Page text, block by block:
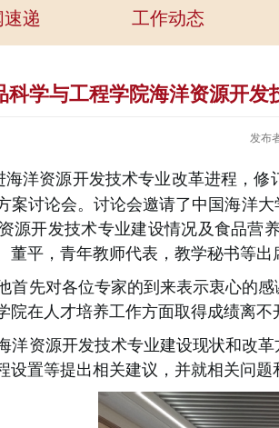
速递 工作动态
科学与工程学院海洋资源开
发布
海洋资源开发技术专业改革进程，
案讨论会。讨论会邀请了中国海洋
源开发技术专业建设情况及食品营
董平，青年教师代表，教学秘书等出
首先对各位专家的到来表示衷心的
院在人才培养工作方面取得成绩离
洋资源开发技术专业建设现状和改
置等提出相关建议，并就相关问题